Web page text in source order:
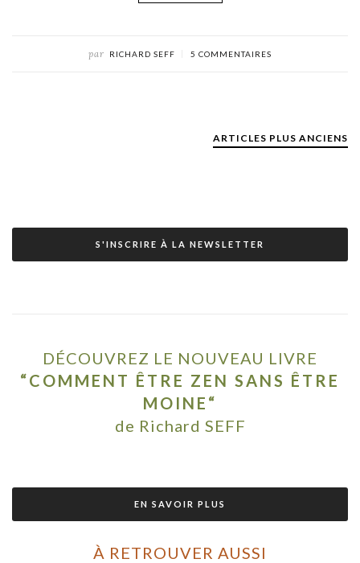
par RICHARD SEFF 5 COMMENTAIRES
ARTICLES PLUS ANCIENS
S'INSCRIRE À LA NEWSLETTER
DÉCOUVREZ LE NOUVEAU LIVRE
“COMMENT ÊTRE ZEN SANS ÊTRE
MOINE“
de Richard SEFF
EN SAVOIR PLUS
À RETROUVER AUSSI